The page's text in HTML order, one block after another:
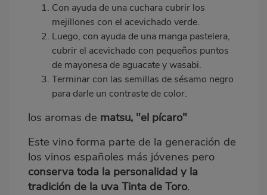
Con ayuda de una cuchara cubrir los
mejillones con el acevichado verde.
Luego, con ayuda de una manga pastelera,
cubrir el acevichado con pequeños puntos
de mayonesa de aguacate y wasabi.
Terminar con las semillas de sésamo negro
para darle un contraste de color.
los aromas de matsu, "el pícaro"
Este vino forma parte de la generación de
los vinos españoles más jóvenes pero
conserva toda la personalidad y la
tradición de la uvaTinta de Toro.